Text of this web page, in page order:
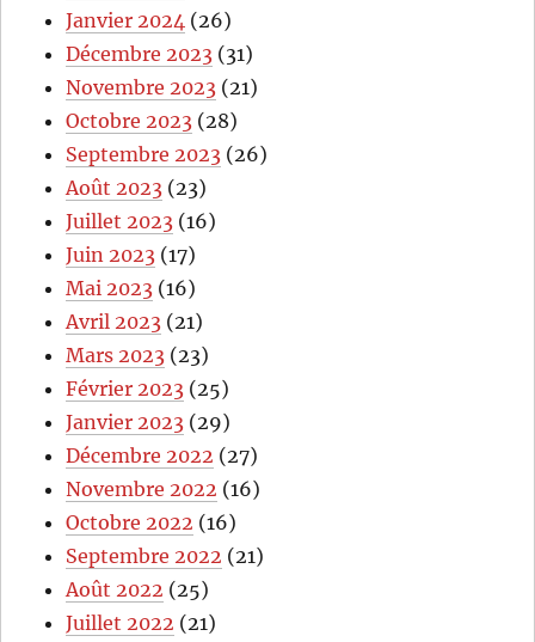
Janvier 2024 (26)
Décembre 2023 (31)
Novembre 2023 (21)
Octobre 2023 (28)
Septembre 2023 (26)
Août 2023 (23)
Juillet 2023 (16)
Juin 2023 (17)
Mai 2023 (16)
Avril 2023 (21)
Mars 2023 (23)
Février 2023 (25)
Janvier 2023 (29)
Décembre 2022 (27)
Novembre 2022 (16)
Octobre 2022 (16)
Septembre 2022 (21)
Août 2022 (25)
Juillet 2022 (21)